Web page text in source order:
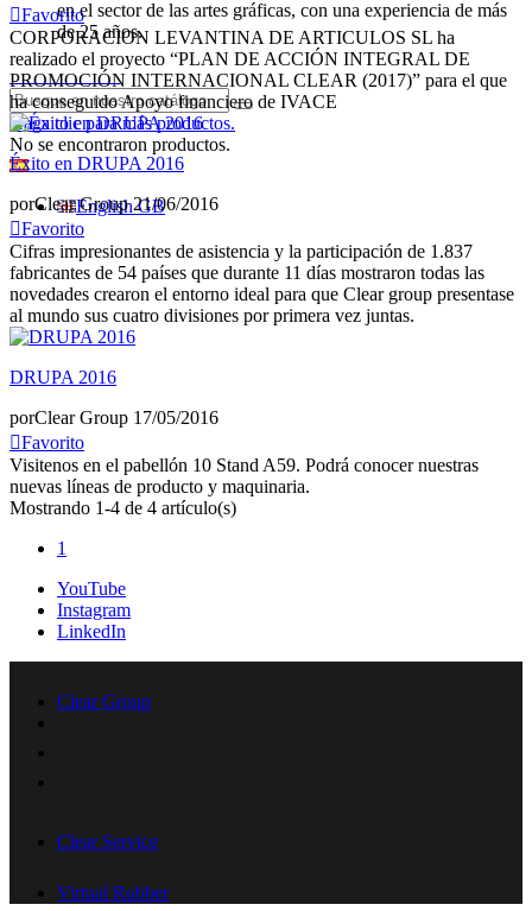
en el sector de las artes gráficas, con una experiencia de más
de 25 años.
Iniciar sesión
Haga clic para más productos.
No se encontraron productos.
Español
English GB
Favorito
CORPORACION LEVANTINA DE ARTICULOS SL ha
realizado el proyecto “PLAN DE ACCIÓN INTEGRAL DE
PROMOCIÓN INTERNACIONAL CLEAR (2017)” para el que
ha conseguido Apoyo financiero de IVACE
Éxito en DRUPA 2016
porClear Group 21/06/2016
Favorito
Cifras impresionantes de asistencia y la participación de 1.837
fabricantes de 54 países que durante 11 días mostraron todas las
novedades crearon el entorno ideal para que Clear group presentase
al mundo sus cuatro divisiones por primera vez juntas.
DRUPA 2016
porClear Group 17/05/2016
Favorito
Visitenos en el pabellón 10 Stand A59. Podrá conocer nuestras
nuevas líneas de producto y maquinaria.
Mostrando 1-4 de 4 artículo(s)
1
YouTube
Instagram
LinkedIn
Clear Group
Clear Service
Virtual Rubber